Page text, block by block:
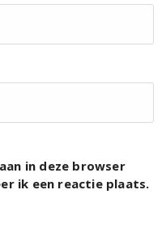
in deze browser
ik een reactie plaats.